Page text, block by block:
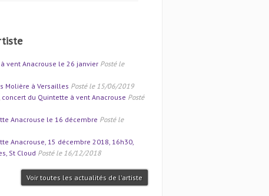
vent Anacrouse le 26 janvier Posté le
Molière à Versailles Posté le 15/06/2019
du Quintette à vent Anacrouse Posté
Anacrouse le 16 décembre Posté le
Anacrouse, 15 décembre 2018, 16h30,
St Cloud Posté le 16/12/2018
Voir toutes les actualités de l'artiste